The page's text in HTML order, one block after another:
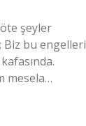
şeyler
Biz bu engelleri
mesela…